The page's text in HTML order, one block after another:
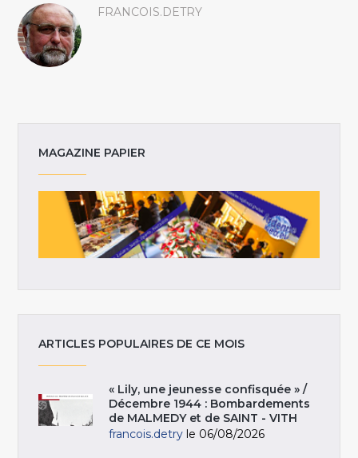
FRANCOIS.DETRY
MAGAZINE PAPIER
ARTICLES POPULAIRES DE CE MOIS
« Lily, une jeunesse confisquée » /
Décembre 1944 : Bombardements
de MALMEDY et de SAINT - VITH
francois.detry le 06/08/2026